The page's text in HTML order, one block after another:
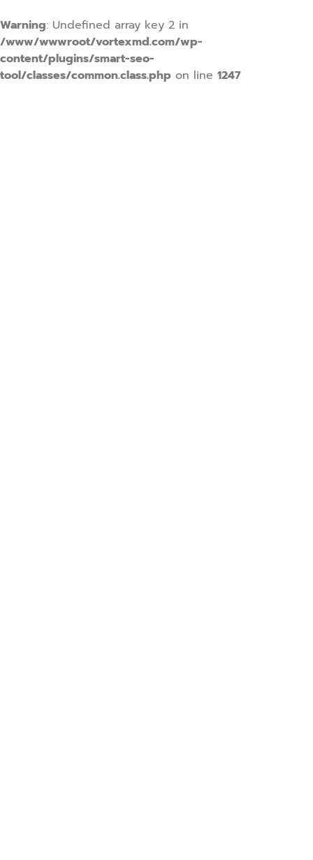
Warning: Undefined array key 2 in
/www/wwwroot/vortexmd.com/wp-
content/plugins/smart-seo-
tool/classes/common.class.php on line 1247